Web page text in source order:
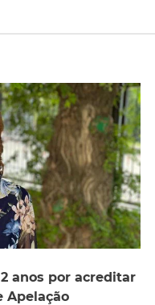
anos por acreditar
Apelação